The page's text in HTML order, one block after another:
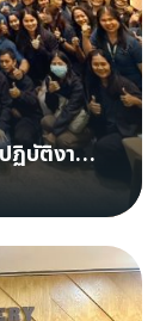
ฏิบัติงาน
&